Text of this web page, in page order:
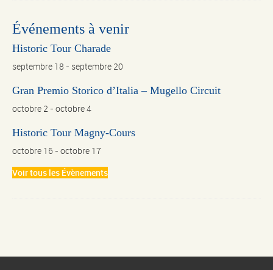
Événements à venir
Historic Tour Charade
septembre 18 - septembre 20
Gran Premio Storico d’Italia – Mugello Circuit
octobre 2 - octobre 4
Historic Tour Magny-Cours
octobre 16 - octobre 17
Voir tous les Évènements